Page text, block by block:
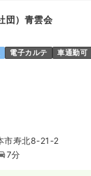
団）青雲会
電子カルテ 車通勤可
市寿北8-21-2
7分